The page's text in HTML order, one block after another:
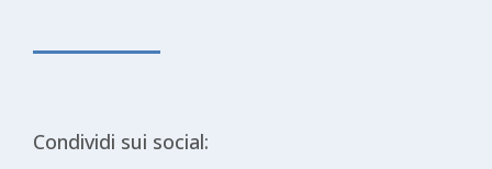
Condividi sui social: